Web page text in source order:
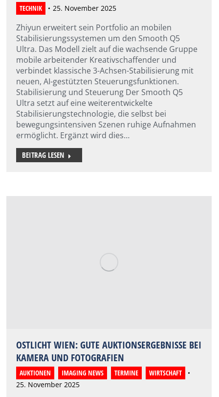
TECHNIK 25. November 2025
Zhiyun erweitert sein Portfolio an mobilen
Stabilisierungssystemen um den Smooth Q5
Ultra. Das Modell zielt auf die wachsende Gruppe
mobile arbeitender Kreativschaffender und
verbindet klassische 3-Achsen-Stabilisierung mit
neuen, AI-gestützten Steuerungsfunktionen.
Stabilisierung und Steuerung Der Smooth Q5
Ultra setzt auf eine weiterentwickelte
Stabilisierungstechnologie, die selbst bei
bewegungsintensiven Szenen ruhige Aufnahmen
ermöglicht. Ergänzt wird dies…
BEITRAG LESEN
OSTLICHT WIEN: GUTE AUKTIONSERGEBNISSE BEI
KAMERA UND FOTOGRAFIEN
AUKTIONEN IMAGING NEWS TERMINE
WIRTSCHAFT
25. November 2025